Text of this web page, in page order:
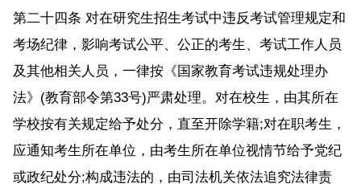
第二十四条 对在研究生招生考试中违反考试管理规定和
考场纪律，影响考试公平、公正的考生、考试工作人员
及其他相关人员，一律按《国家教育考试违规处理办
法》(教育部令第33号)严肃处理。对在校生，由其所在
学校按有关规定给予处分，直至开除学籍;对在职考生，
应通知考生所在单位，由考生所在单位视情节给予党纪
或政纪处分;构成违法的，由司法机关依法追究法律责